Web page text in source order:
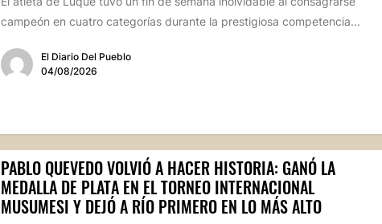
campeón en cuatro categorías durante la prestigiosa competencia...
El Diario Del Pueblo
04/08/2026
PABLO QUEVEDO VOLVIÓ A HACER HISTORIA: GANÓ LA
MEDALLA DE PLATA EN EL TORNEO INTERNACIONAL
MUSUMESI Y DEJÓ A RÍO PRIMERO EN LO MÁS ALTO